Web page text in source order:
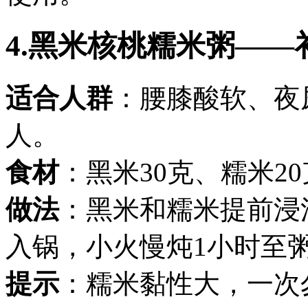
4.黑米核桃糯米粥——
适合人群：腰膝酸软、
人。
食材：黑米30克、糯米
做法：黑米和糯米提前
入锅，小火慢炖1小时至
提示：糯米黏性大，一